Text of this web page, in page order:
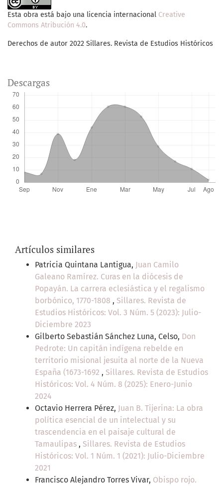
Esta obra está bajo una licencia internacional Creative
Commons Atribución 4.0.
Derechos de autor 2022 Sillares. Revista de Estudios Históricos
Descargas
Artículos similares
Patricia Quintana Lantigua, Juan Camilo
Galeano Ramírez. Curas en la diócesis de
Popayán. La carrera eclesiástica y el regalismo
borbónico, 1770-1808 , Sillares. Revista de
Estudios Históricos: Vol. 3 Núm. 5 (2023): Julio-
Diciembre 2023
Gilberto Sebastián Sánchez Luna, Celso, Don
Pedrote: Un capitán indígena rebelde en
territorio misional jesuita al norte de la Nueva
España (1673-1692 , Sillares. Revista de Estudios
Históricos: Vol. 4 Núm. 8 (2025): Enero-Junio
2024
Octavio Herrera Pérez, Juan B. Tijerina: La obra
política esencial de un intelectual y su
trascendencia en el paisaje cultural de
Tamaulipas , Sillares. Revista de Estudios
Históricos: Vol. 1 Núm. 1 (2021): Julio-Diciembre
2021
Francisco Alejandro Torres Vivar, Obispo rojo.